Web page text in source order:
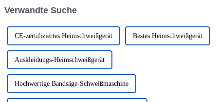
seinen Zieldurchmesser
Verwandte Suche
CE-zertifiziertes Heimschweißgerät Bestes Heimschweißgerät
Auskleidungs-Heimschweißgerät
Hochwertige Bandsäge-Schweißmaschine